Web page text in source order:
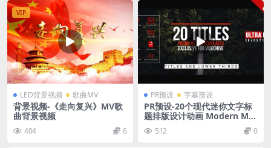
VIP
LED背景视频 歌曲MV
背景视频-《走向复兴》MV歌
曲背景视频
404 6
PR预设 字幕预设
PR预设-20个现代迷你文字标
题排版设计动画 Modern Min
512 0